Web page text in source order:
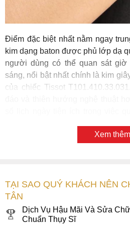
Điểm đặc biệt nhất nằm ngay
kim dạng baton được phủ lớp dạ
người dùng có thể quan sát giờ
sáng, nổi bật nhất chính là kim
của chiếc Tissot
sapphire bên trên, có vai trò bao
Bộ vỏ và dây đeo đều được làm
gỉ thượng hạng đồng thời ứng
PVD vàng gold, kết hợp kỹ thuật
Xem thêm
TẠI SAO QUÝ KHÁCH NÊN
TÂN
Dịch Vụ Hậu Mãi Và Sửa
Chuẩn Thụy Sĩ